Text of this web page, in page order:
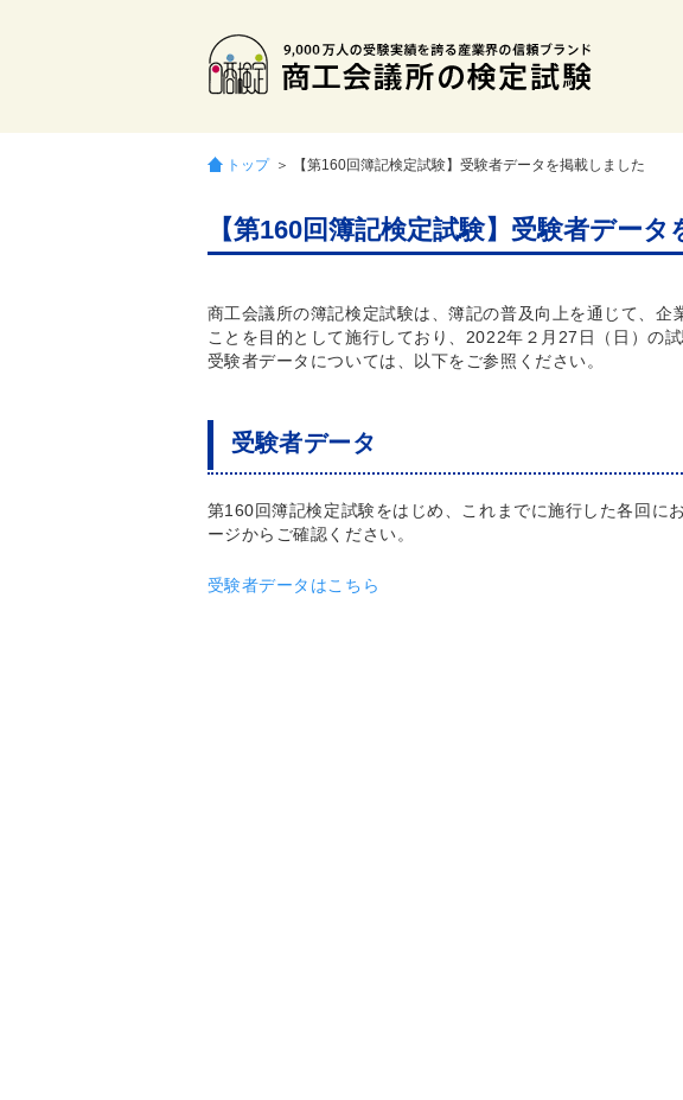
トップ ＞ 【第160回簿記検定試験】受験者データを掲載しました
【第160回簿記検定試験】受験者デー
商工会議所の簿記検定試験は、簿記の普及向上を通じて、企
ことを目的として施行しており、2022年２月27日（日）の
受験者データについては、以下をご参照ください。
受験者データ
第160回簿記検定試験をはじめ、これまでに施行した各回に
ージからご確認ください。
受験者データはこちら